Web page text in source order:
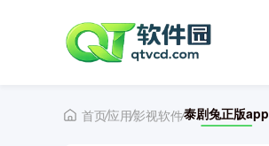
首页应用影视软件泰剧兔正版app